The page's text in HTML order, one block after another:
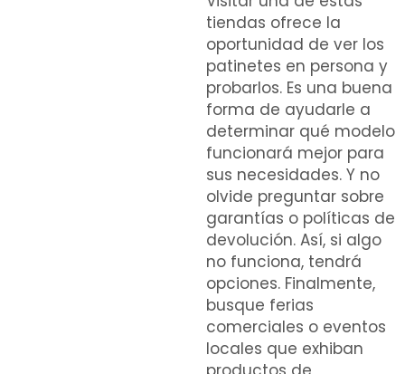
tiendas ofrece la
oportunidad de ver los
patinetes en persona y
probarlos. Es una buena
forma de ayudarle a
determinar qué modelo
funcionará mejor para
sus necesidades. Y no
olvide preguntar sobre
garantías o políticas de
devolución. Así, si algo
no funciona, tendrá
opciones. Finalmente,
busque ferias
comerciales o eventos
locales que exhiban